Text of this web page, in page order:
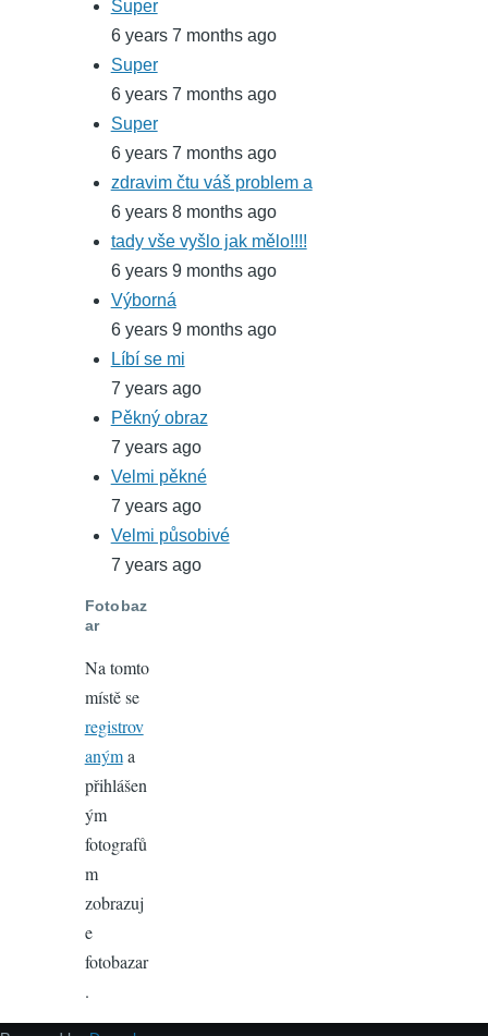
Super
6 years 7 months ago
Super
6 years 7 months ago
Super
6 years 7 months ago
zdravim čtu váš problem a
6 years 8 months ago
tady vše vyšlo jak mělo!!!!
6 years 9 months ago
Výborná
6 years 9 months ago
Líbí se mi
7 years ago
Pěkný obraz
7 years ago
Velmi pěkné
7 years ago
Velmi působivé
7 years ago
Fotobaz
ar
Na tomto
místě se
registrov
anýma
přihlášen
ým
fotografů
m
zobrazuj
e
fotobazar
.